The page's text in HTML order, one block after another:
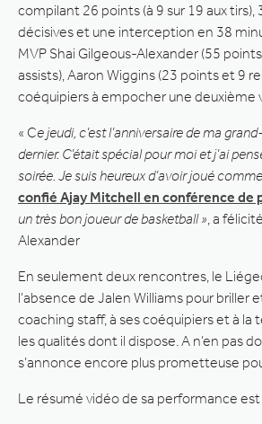
compilant 26 points (à 9 sur 19 aux tirs),
décisives et une interception en 38
MVP Shai Gilgeous-Alexander (55
assists), Aaron Wiggins (23 points et 9
coéquipiers à empocher une deuxième
« Ce jeudi, c’est l’anniversaire de ma
dernier. C’était spécial pour moi et j’ai
soirée. Je suis heureux d’avoir joué
confié Ajay Mitchell en conférence de
un très bon joueur de basketball » , a
Alexander
En seulement deux rencontres, le
l’absence de Jalen Williams pour briller
coaching staff, à ses coéquipiers et à
les qualités dont il dispose. A n’en pas
s’annonce encore plus prometteuse
Le résumé vidéo de sa performance